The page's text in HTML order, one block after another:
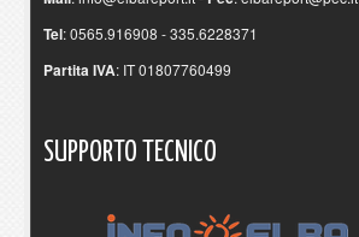
Tel: 0565.916908 - 335.6228371
Partita IVA: IT 01807760499
SUPPORTO TECNICO